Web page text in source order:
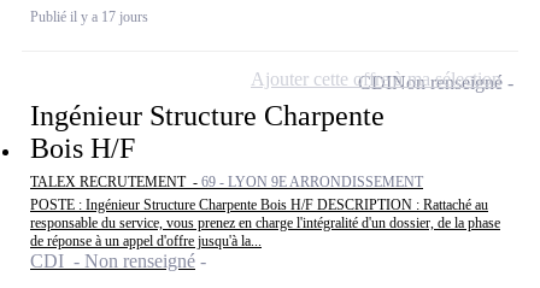
Publié il y a 17 jours
Ingénieur Structure Charpente
Bois H/F
TALEX RECRUTEMENT - 69 - LYON 9E ARRONDISSEMENT
POSTE : Ingénieur Structure Charpente Bois H/F DESCRIPTION : Rattaché au
responsable du service, vous prenez en charge l'intégralité d'un dossier, de la phase
de réponse à un appel d'offre jusqu'à la...
CDI - Non renseigné
CDINon renseigné
Ajouter cette offre à ma sélection